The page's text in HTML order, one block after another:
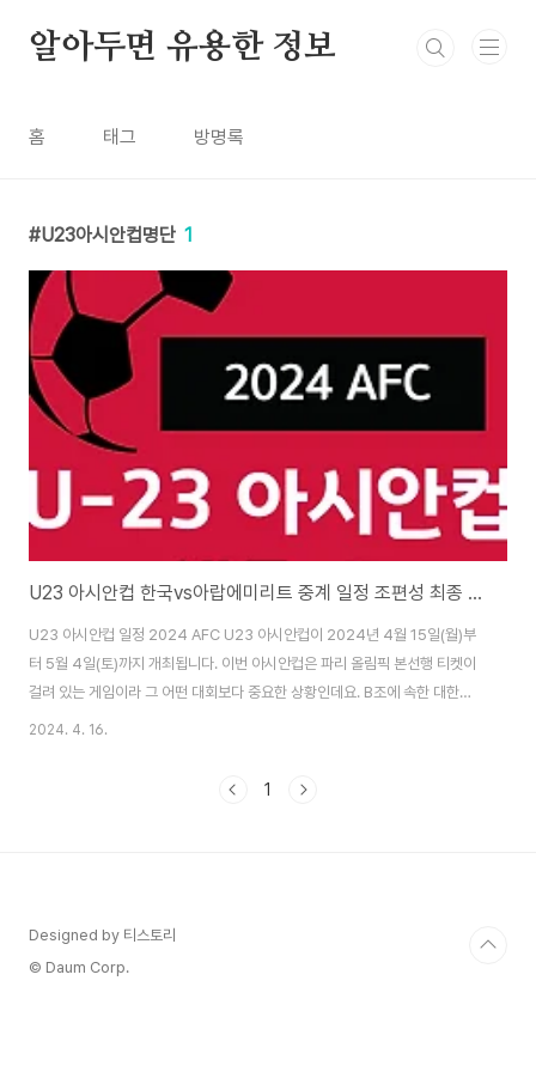
알아두면 유용한 정보
홈 태그 방명록
U23아시안컵명단 1
U23 아시안컵 한국vs아랍에미리트 중계 일정 조편성 최종 명단
U23 아시안컵 일정 2024 AFC U23 아시안컵이 2024년 4월 15일(월)부
터 5월 4일(토)까지 개최됩니다. 이번 아시안컵은 파리 올림픽 본선행 티켓이
걸려 있는 게임이라 그 어떤 대회보다 중요한 상황인데요. B조에 속한 대한민
국 국가 대표팀의 조별리그 일정을 살펴 보겠습니다. 일정 대진 중계 4월 17일
대한민국 vs 중국 중계 바로가기👆 4월 22일(월) 22:00 대한민국 vs 일본
2024. 4. 16.
1
Designed by 티스토리
© Daum Corp.